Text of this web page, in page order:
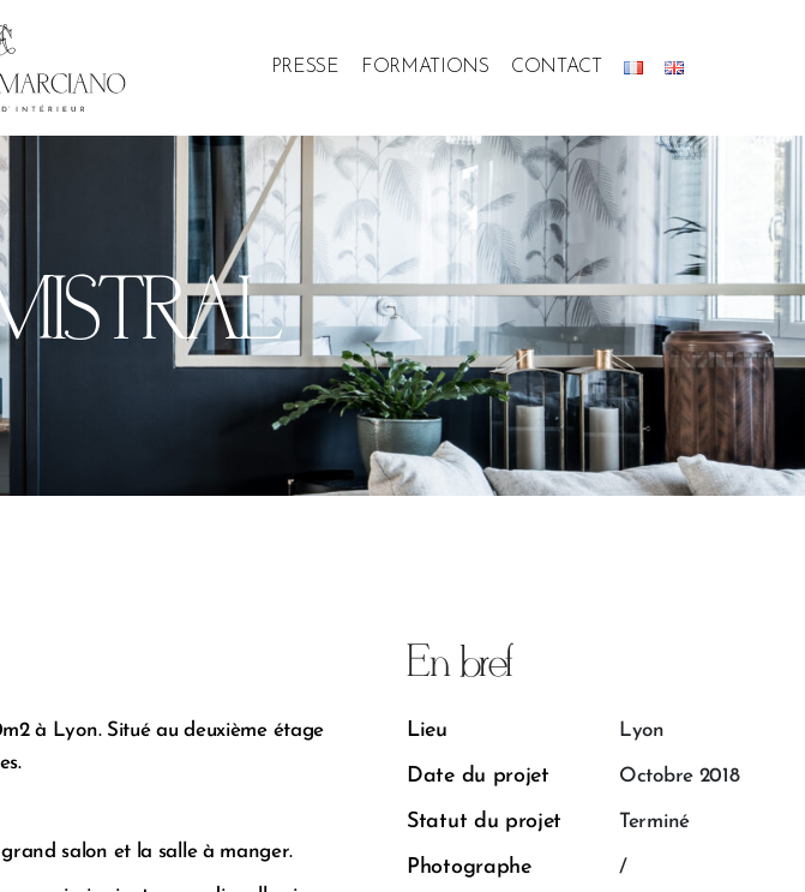
PRESSE FORMATIONS CONTACT
à Lyon. Situé au deuxième étage
salon et la salle à manger.
En bref
Lieu Lyon
Date du projet Octobre 2018
Statut du projet Terminé
Photographe /